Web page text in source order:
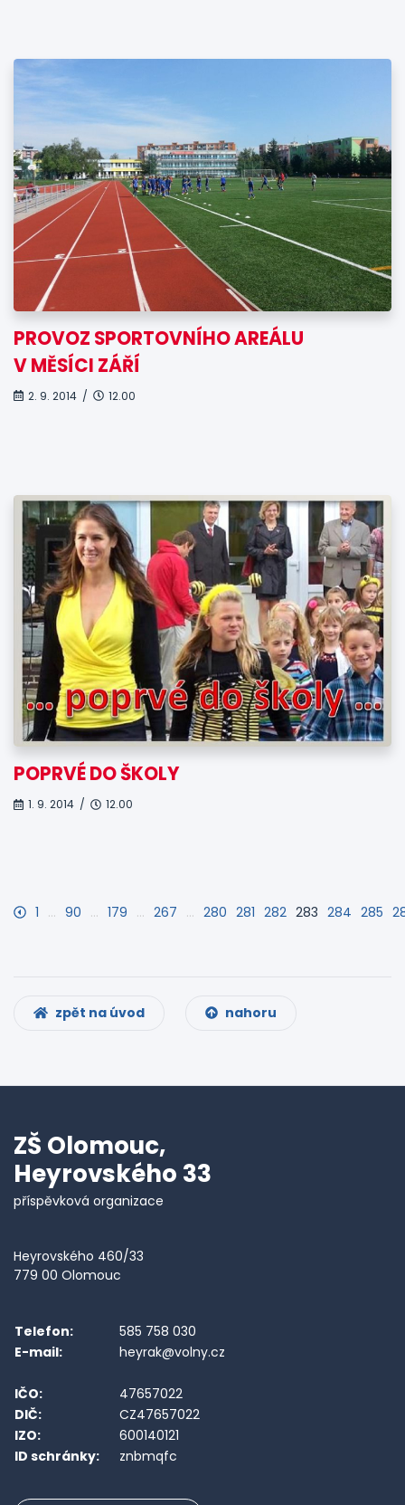
PROVOZ SPORTOVNÍHO AREÁLU
V MĚSÍCI ZÁŘÍ
2. 9. 2014 / 12.00
POPRVÉ DO ŠKOLY
1. 9. 2014 / 12.00
1 … 90 … 179 … 267 … 280 281 282 283 284 285
zpět na úvod nahoru
ZŠ Olomouc,
Heyrovského 33
příspěvková organizace
Heyrovského 460/33
779 00 Olomouc
Telefon:
585 758 030
E-mail:
heyrak@volny.cz
IČO:
47657022
DIČ:
CZ47657022
IZO:
600140121
ID schránky:
znbmqfc